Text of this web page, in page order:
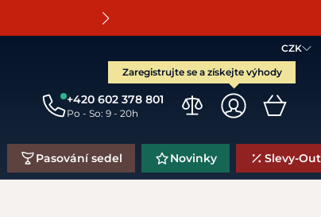
CZK
Zaregistrujte se a získejte výhody
+420 602 378 801
Po - So: 9 - 20h
Pasování sedel Novinky Slevy-